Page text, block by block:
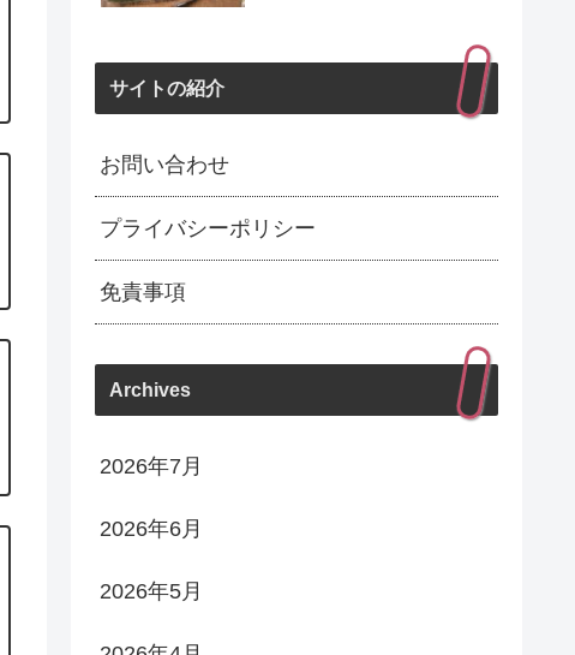
サイトの紹介
お問い合わせ
プライバシーポリシー
免責事項
Archives
2026年7月
2026年6月
2026年5月